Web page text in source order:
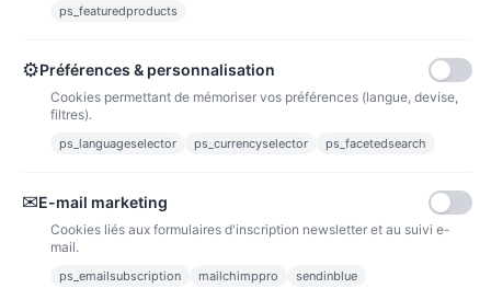
bons de réductions.
Liens utiles
Notre société
ps_featuredproducts
⚙Préférences & personnalisation
Cookies permettant de mémoriser vos préférences (langue, devise,
filtres).
ps_languageselector ps_currencyselector ps_facetedsearch
✉E-mail marketing
Cookies liés aux formulaires d'inscription newsletter et au suivi e-
mail.
ps_emailsubscription mailchimppro sendinblue